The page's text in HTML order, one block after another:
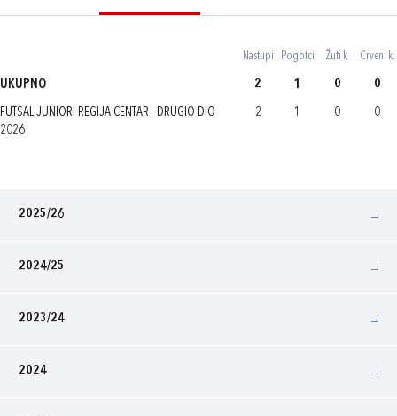
Nastupi Pogotci Žuti k. Crveni k.
UKUPNO 2 1 0 0
FUTSAL JUNIORI REGIJA CENTAR - DRUGIO DIO
2026
2 1 0 0
2025/26
2024/25
2023/24
2024